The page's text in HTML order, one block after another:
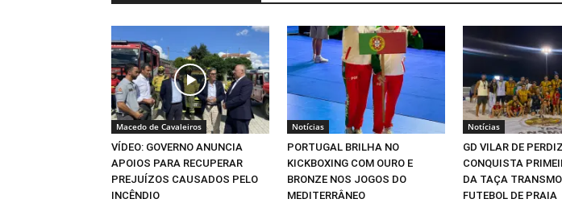
Macedo de Cavaleiros
VÍDEO: GOVERNO ANUNCIA
APOIOS PARA RECUPERAR
PREJUÍZOS CAUSADOS PELO
INCÊNDIO
Notícias
PORTUGAL BRILHA NO
KICKBOXING COM OURO E
BRONZE NOS JOGOS DO
MEDITERRÂNEO
Notícias
GD VILAR DE
CONQUISTA
DA TAÇA
FUTEBOL DE PRAIA